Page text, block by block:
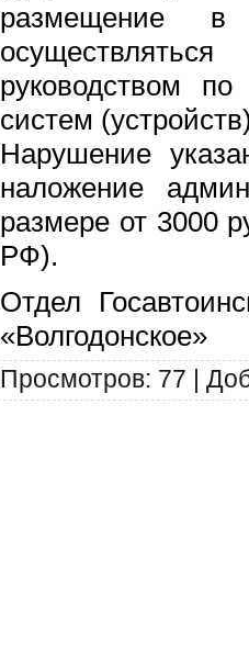
размещение
руководством по
систем
Нарушение
наложение
размере от 3000
РФ).
Отдел
«Волгодонское»
Просмотров: 77 |